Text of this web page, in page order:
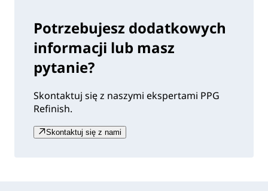
Potrzebujesz dodatkowych
informacji lub masz
pytanie?
Skontaktuj się z naszymi ekspertami PPG
Refinish.
Skontaktuj się z nami